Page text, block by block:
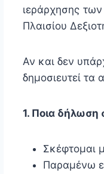
ιεράρχησης
Πλαισίου
Αν και δεν
δημοσιευτεί τα
1. Ποια δήλωση
Σκέφτομαι
Παραμένω